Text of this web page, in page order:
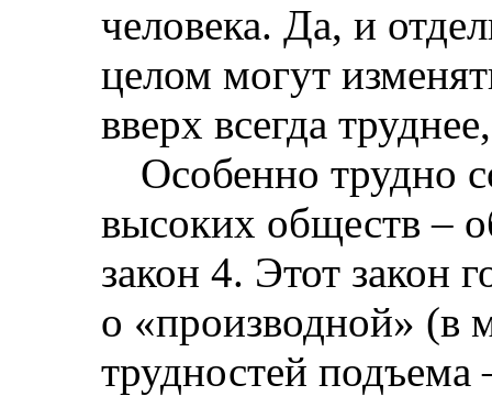
человека. Да, и
целом могут
вверх всегда
Особенно трудно
высоких обществ –
закон 4. Этот закон
о «производной» (в
трудностей подъема